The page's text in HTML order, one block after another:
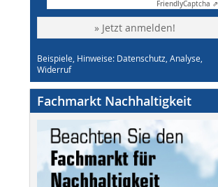
FriendlyCaptcha ⇗
» Jetzt anmelden!
Beispiele, Hinweise: Datenschutz, Analyse,
Widerruf
Fachmarkt Nachhaltigkeit